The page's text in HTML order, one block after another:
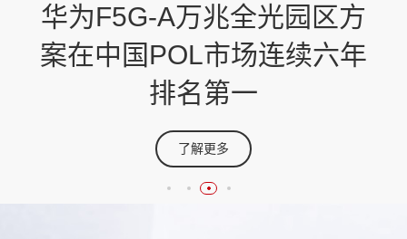
华为全光宝解决方案获
Lightwave2026年度Wi-Fi方
案创新奖
了解更多
全光宝2.0@商业市场
商业市场一站式智慧园区解决方案
华为F5G-A万兆全光园区方
案在中国POL市场连续六年
排名第一
了解更多
华为发布业界首个50G POL
样机，打造面向Wi-Fi 7的新
一代园区网络
了解更多